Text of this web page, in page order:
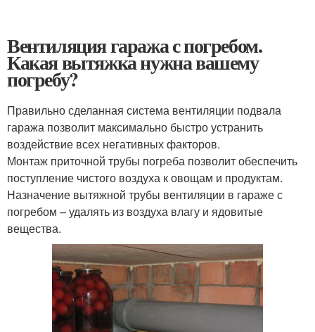
Вентиляция гаража с погребом.
Какая вытяжка нужна вашему
погребу?
Правильно сделанная система вентиляции подвала
гаража позволит максимально быстро устранить
воздействие всех негативных факторов.
Монтаж приточной трубы погреба позволит обеспечить
поступление чистого воздуха к овощам и продуктам.
Назначение вытяжной трубы вентиляции в гараже с
погребом – удалять из воздуха влагу и ядовитые
вещества.